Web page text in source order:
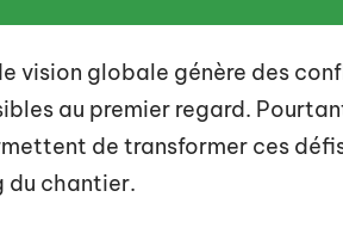
vision globale génère des
au premier regard.
de transformer ces
du chantier.